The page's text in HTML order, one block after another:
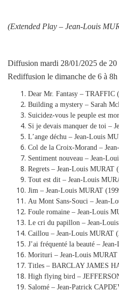
(Extended Play – Jean-Louis
Diffusion mardi 28/01/2025 de
Rediffusion le dimanche de 6 à 8h
Dear Mr. Fantasy – TRAFFIC
Building a mystery – Sarah
Suicidez-vous le peuple est
Si je devais manquer de toi –
L’ange déchu – Jean-Louis
Col de la Croix-Morand –
Sentiment nouveau – Jean-
Regrets – Jean-Louis MURAT
Tout est dit – Jean-Louis
Jim – Jean-Louis MURAT
Au Mont Sans-Souci – Jean-
Foule romaine – Jean-Louis
Le cri du papillon – Jean-
Caillou – Jean-Louis MURAT
J’ai fréquenté la beauté –
Morituri – Jean-Louis MURAT
Titles – BARCLAY JAMES
High flying bird –
Salomé – Jean-Patrick